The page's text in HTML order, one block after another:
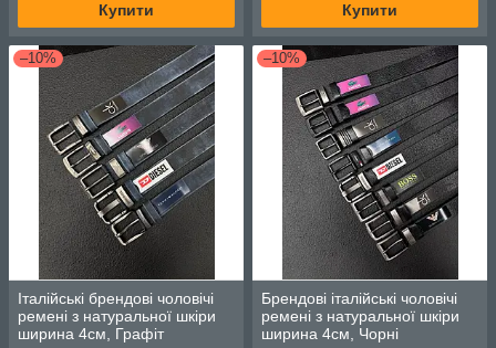
Купити Купити
–10%
Італійські брендові чоловічі
ремені з натуральної шкіри
ширина 4см, Графіт
–10%
Брендові італійські чоловічі
ремені з натуральної шкіри
ширина 4см, Чорні